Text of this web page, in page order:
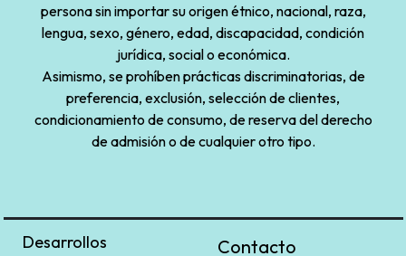
persona sin importar su origen étnico, nacional, raza,
lengua, sexo, género, edad, discapacidad, condición
jurídica, social o económica.
Asimismo, se prohíben prácticas discriminatorias, de
preferencia, exclusión, selección de clientes,
condicionamiento de consumo, de reserva del derecho
de admisión o de cualquier otro tipo.
Desarrollos Contacto